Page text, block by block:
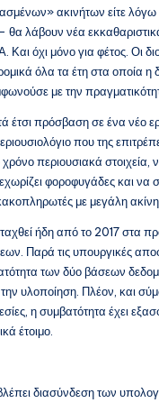
ακινήτων είτε
θα λάβουν νέα
Και όχι μόνο για φέτος. Οι
όλα τα έτη στα οποία η
με την
πρόσβαση σε ένα νέο
που της
περιουσιακά στοιχεία,
φοροφυγάδες και να
με μεγάλη
ήδη από το 2017 στα
Παρά τις υπουργικές
των δύο βάσεων
υλοποίηση. Πλέον, και
η συμβατότητα έχει
έτοιμο.
διασύνδεση των